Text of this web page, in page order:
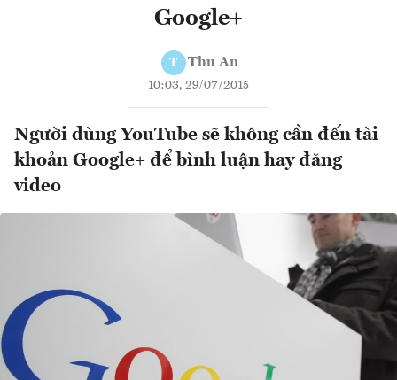
Google+
T Thu An
10:03, 29/07/2015
Người dùng YouTube sẽ không cần đến tài
khoản Google+ để bình luận hay đăng
video